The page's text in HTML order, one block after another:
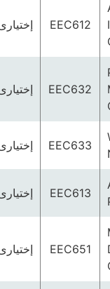
EEC612 إختيارى
EEC632 إختيارى
EEC633 إختيارى
EEC613 إختيارى
EEC651 إختيارى